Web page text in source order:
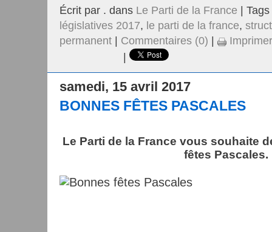
Écrit par . dans Le Parti de la France |
législatives 2017, le parti de la france,
permanent
Commentaires (0)
Imprimer
samedi, 15 avril 2017
BONNES FÊTES PASCALES
Le Parti de la France vous souhaite
fêtes Pascales.